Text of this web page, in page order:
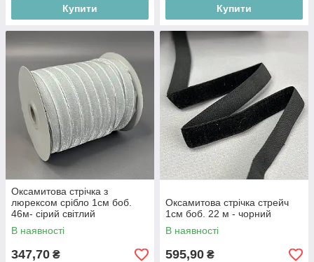
Купити Купити
Оксамитова стрічка з
люрексом срібло 1см боб.
46м- сірий світлий
В наявності
347,70 ₴
Оксамитова стрічка стрейч
1см боб. 22 м - чорний
В наявності
595,90 ₴